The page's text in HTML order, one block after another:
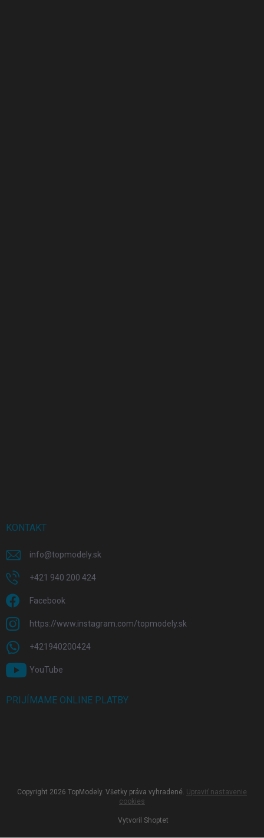
KONTAKT
info@topmodely.sk
+421 940 200 424
Facebook
https://www.instagram.com/topmodely.sk
+421940200424
YouTube
PRIJÍMAME ONLINE PLATBY
Vytvoril Shoptet
Copyright 2026 TopModely. Všetky práva vyhradené. Upraviť nastavenie
cookies